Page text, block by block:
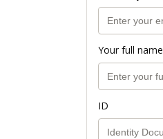
Your full name
ID